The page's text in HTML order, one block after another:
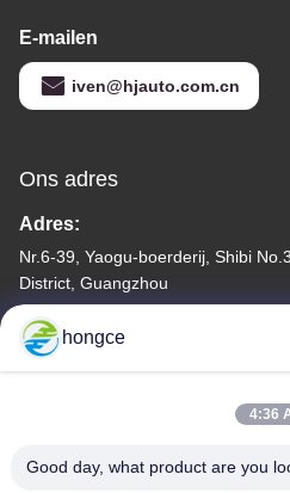
E-mailen
iven@hjauto.com.cn
Ons adres
Adres:
Nr.6-39, Yaogu-boerderij, Shibi
District, Guangzhou
Tel.:
86-18998460309
hongce
4:36
Good day, what product are you